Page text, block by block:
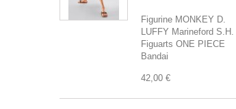
Figurine MONKEY D.
LUFFY Marineford S.H.
Figuarts ONE PIECE
Bandai
42,00 €